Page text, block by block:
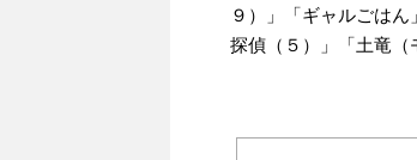
９）」「ギャルごは
探偵（５）」「土竜（